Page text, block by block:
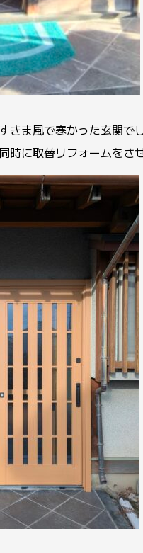
きま風で寒かった玄関でし
時に取替リフォームをさ